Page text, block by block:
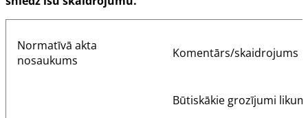
Normatīvā akta
nosaukums
Komentārs/skaidrojums
Būtiskākie grozījumi